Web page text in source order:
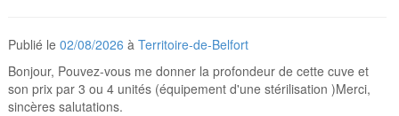
Publié le02/08/2026 àTerritoire-de-Belfort
Bonjour, Pouvez-vous me donner la profondeur de cette cuve et
son prix par 3 ou 4 unités (équipement d'une stérilisation )Merci,
sincères salutations.